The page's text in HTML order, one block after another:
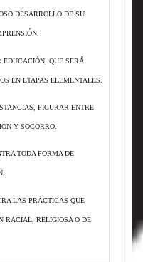
DESARROLLO DE SU
EDUCACIÓN, QUE SERÁ
EN ETAPAS ELEMENTALES.
FIGURAR ENTRE
Y SOCORRO.
TODA FORMA DE
LAS PRÁCTICAS QUE
RACIAL, RELIGIOSA O DE